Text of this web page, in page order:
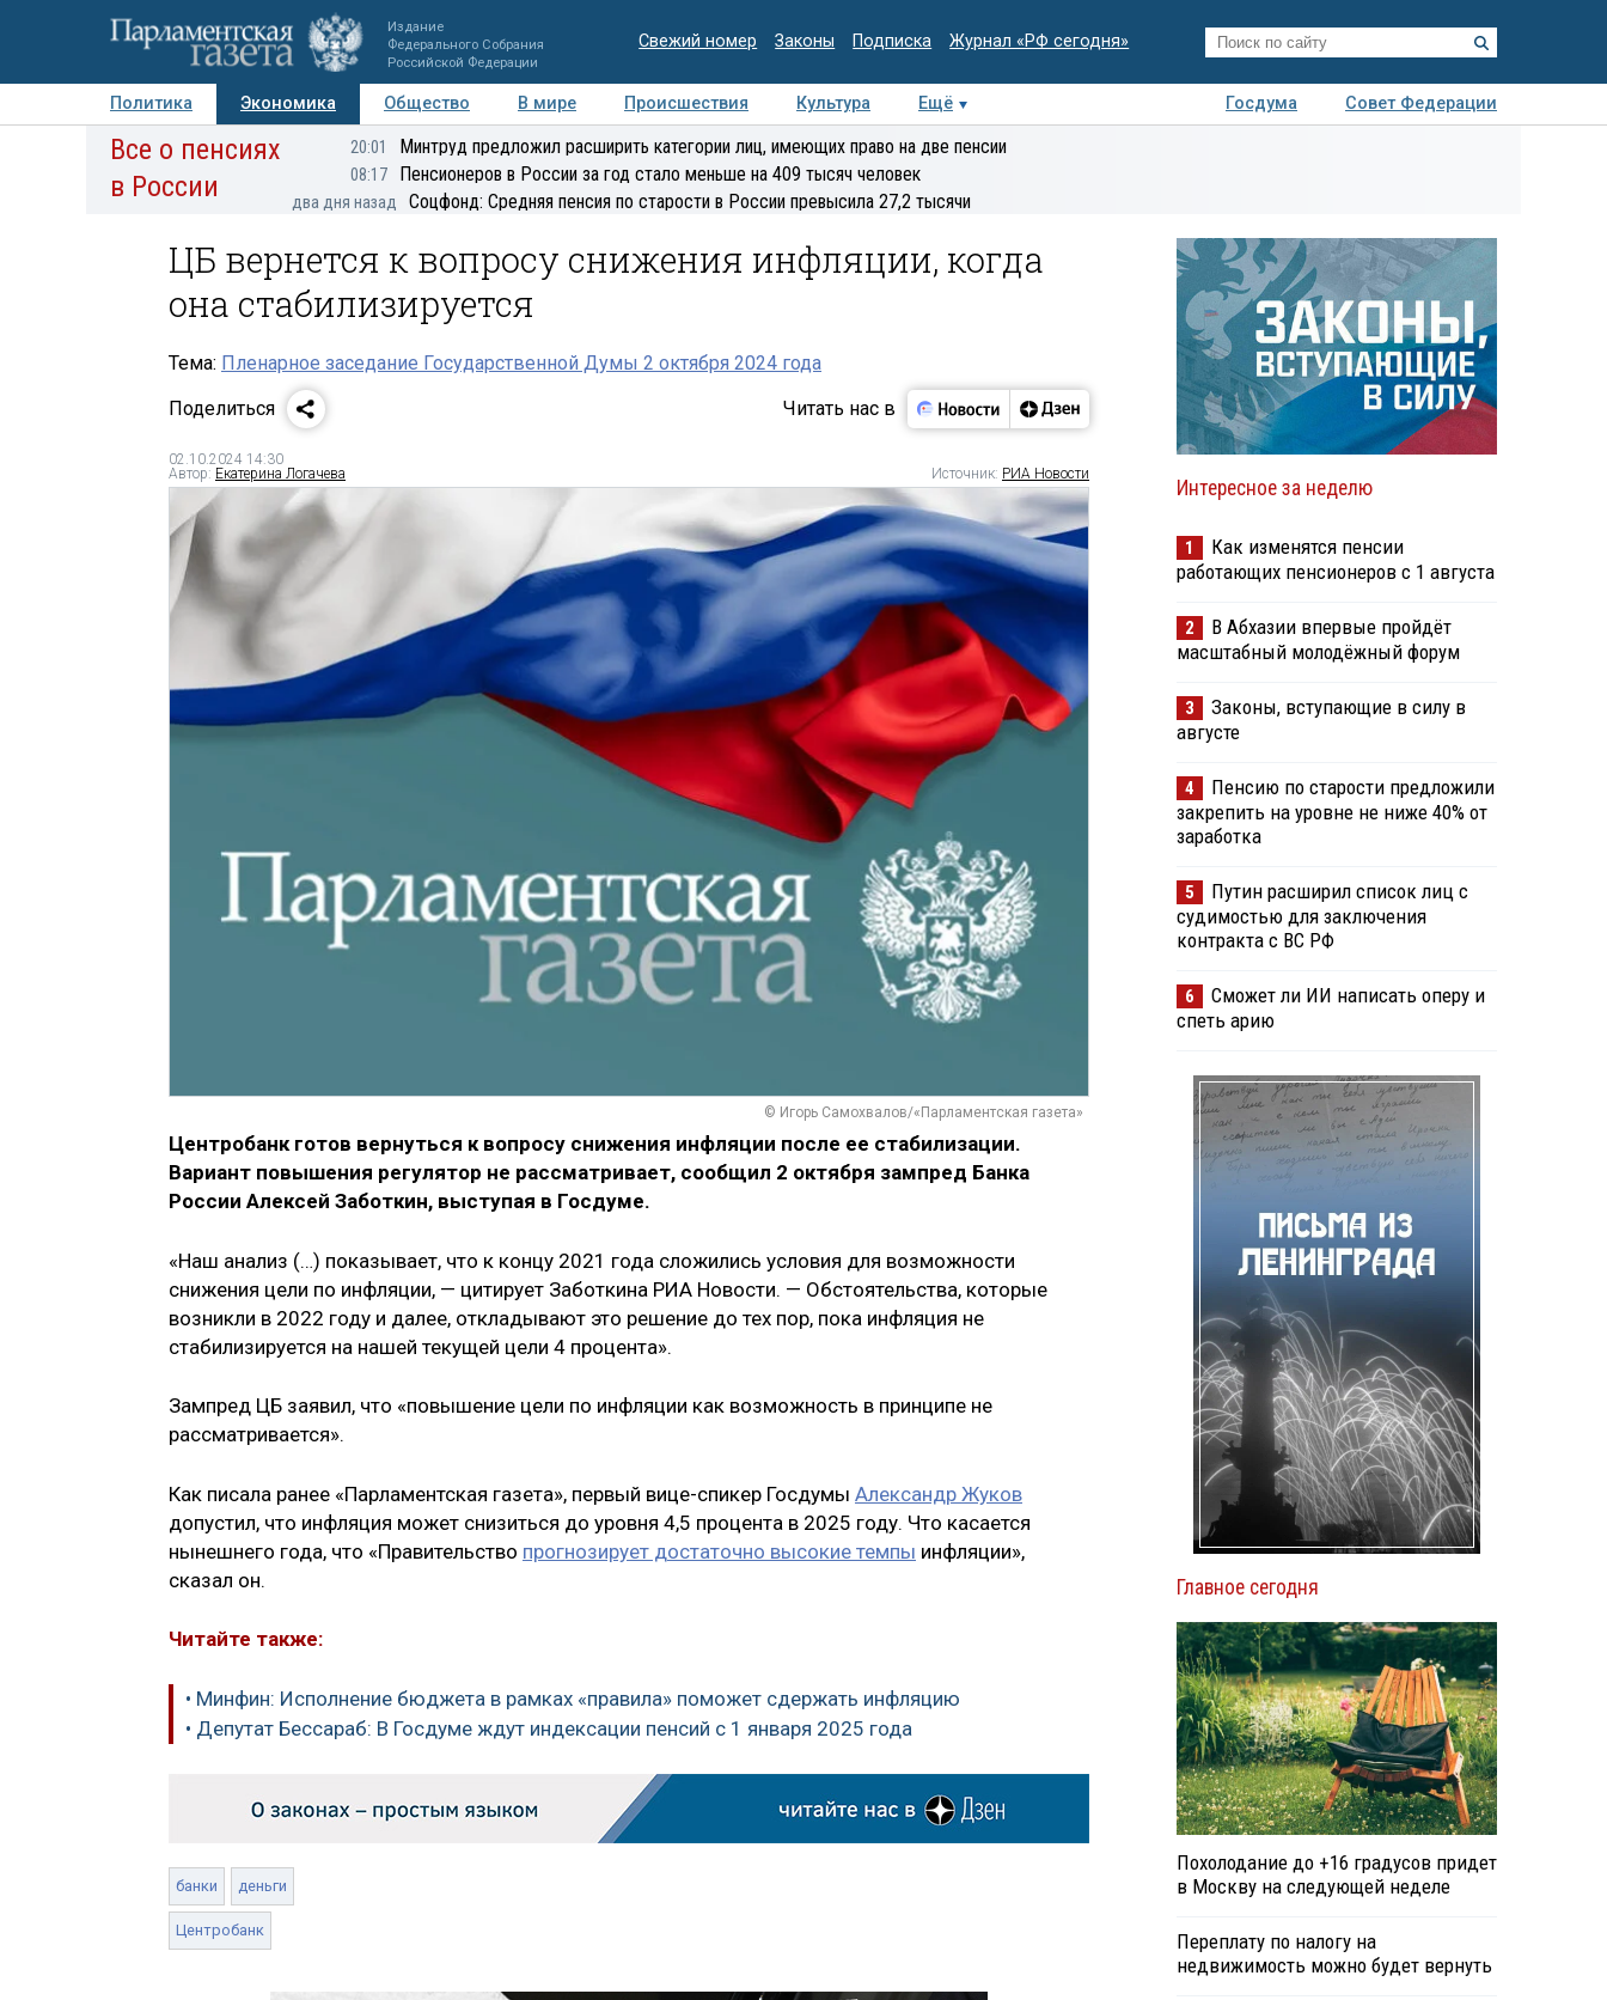
Издание
Федерального Собрания
Российской Федерации
Свежий номер Законы Подписка Журнал «РФ сегодня»
Политика Экономика Общество В мире Происшествия Культура Ещё Госдума
Совет Федерации
Авторы Персоны Мнения Регионы Медиацентр Интервью Колумнисты
Деловая
Все о пенсиях
в России
20:01 Минтруд предложил расширить категории лиц, имеющих право на две пенсии
08:17 Пенсионеров в России за год стало меньше на 409 тысяч человек
два дня назад Соцфонд: Средняя пенсия по старости в России превысила 27,2 тысячи
ЦБ вернется к вопросу снижения инфляции, когда
она стабилизируется
Тема: Пленарное заседание Государственной Думы 2 октября 2024 года
Поделиться
Читать нас в
02.10.2024 14:30
Автор: Екатерина Логачева Источник: РИА Новости
© Игорь Самохвалов/«Парламентская газета»
Центробанк готов вернуться к вопросу снижения инфляции после ее стабилизации.
Вариант повышения регулятор не рассматривает, сообщил 2 октября зампред Банка
России Алексей Заботкин, выступая в Госдуме.
«Наш анализ (…) показывает, что к концу 2021 года сложились условия для возможности
снижения цели по инфляции, — цитирует Заботкина РИА Новости. — Обстоятельства, которые
возникли в 2022 году и далее, откладывают это решение до тех пор, пока инфляция не
стабилизируется на нашей текущей цели 4 процента».
Зампред ЦБ заявил, что «повышение цели по инфляции как возможность в принципе не
рассматривается».
Как писала ранее «Парламентская газета», первый вице-спикер Госдумы Александр Жуков
допустил, что инфляция может снизиться до уровня 4,5 процента в 2025 году. Что касается
нынешнего года, что «Правительство прогнозирует достаточно высокие темпы инфляции»,
сказал он.
Читайте также:
• Минфин: Исполнение бюджета в рамках «правила» поможет сдержать инфляцию
• Депутат Бессараб: В Госдуме ждут индексации пенсий с 1 января 2025 года
банки деньги
Центробанк
Интересное за неделю
1
Как изменятся пенсии
работающих пенсионеров с 1 августа
2
В Абхазии впервые пройдёт
масштабный молодёжный форум
3
Законы, вступающие в силу в
августе
4
Пенсию по старости предложили
закрепить на уровне не ниже 40% от
заработка
5
Путин расширил список лиц с
судимостью для заключения
контракта с ВС РФ
6
Сможет ли ИИ написать оперу и
спеть арию
Главное сегодня
Похолодание до +16 градусов придет
в Москву на следующей неделе
Переплату по налогу на
недвижимость можно будет вернуть